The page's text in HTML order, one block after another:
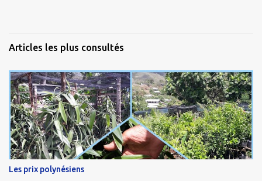
Articles les plus consultés
Les prix polynésiens